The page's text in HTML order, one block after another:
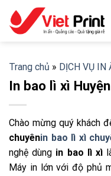
content
Trang chủ » DỊCH VỤ IN
In bao lì xì
Chào mừng quý khách
chuyênin bao lì xì
nghệ dùng in bao lì xì
Máy in lớn với độ phủ